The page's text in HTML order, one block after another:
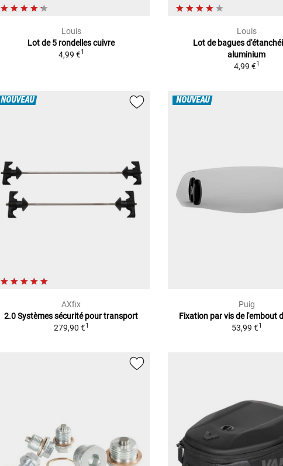
Louis
Lot de 5 rondelles cuivre
4,99 €1
Louis
Lot de bagues
aluminium
4,99 €1
NOUVEAU
AXfix
2.0 Systèmes sécurité pour transport
279,90 €1
NOUVEAU
Puig
Fixation par vis de l'embout
53,99 €1